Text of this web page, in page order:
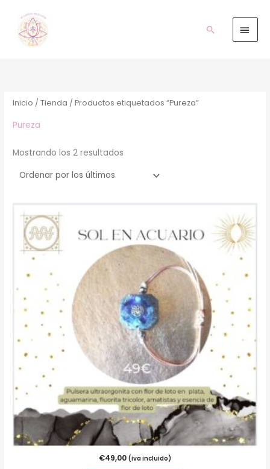
contenido
Buscar
Inicio /Tienda / Productos etiquetados “Pureza”
Pureza
Mostrando los 2 resultados
€49,00 (iva incluido)